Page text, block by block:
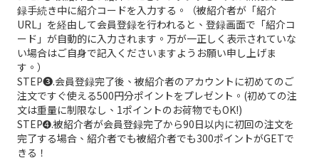
録手続き中に紹介コードを入力する。（被紹介者が「紹介
URL」を経由して会員登録を行われると、登録画面で「紹介コ
ード」が自動的に入力されます。万が一正しく表示されていな
い場合はご自身で記入くださいますようお願い申し上げま
す。）
STEP➌.会員登録完了後、被紹介者のアカウントに初めてのご
注文ですぐ使える500円分ポイントをプレゼント。(初めての注
文は重量に制限なし、1ポイントのお荷物でもOK!)
STEP➍.被紹介者が会員登録完了から90日以内に初回の注文を
完了する場合、紹介者でも被紹介者でも300ポイントがGETで
きる！